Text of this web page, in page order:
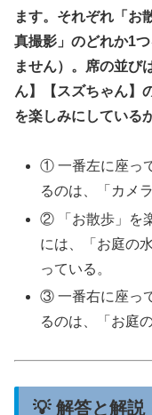
ます。それぞれ「お
真撮影」のどれか1
ません）。席の並び
ん】【スズちゃん】
を楽しみにしている
① 一番左に座っ
るのは、「カメ
② 「お散歩」を
には、「お庭の
っている。
③ 一番右に座っ
るのは、「お庭
💡 解答と解説